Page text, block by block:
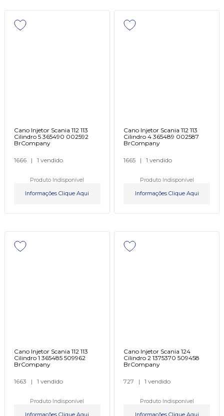
Cano Injetor Scania 112 113
Cilindro 5 365490 002592
BrCompany
1666 | 1 vendido
Produto Indisponível
Informações Clique Aqui
Cano Injetor Scania 112 113
Cilindro 4 365489 002587
BrCompany
1665 | 1 vendido
Produto Indisponível
Informações Clique Aqui
Cano Injetor Scania 112 113
Cilindro 1 365485 509962
BrCompany
1663 | 1 vendido
Produto Indisponível
Cano Injetor Scania 124
Cilindro 2 1375370 509458
BrCompany
727 | 1 vendido
Produto Indisponível